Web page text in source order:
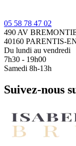
05 58 78 47 02
490 AV
40160 PARENTIS-
Du lundi au vendredi
7h30 - 19h00
Samedi 8h-13h
Suivez-nous